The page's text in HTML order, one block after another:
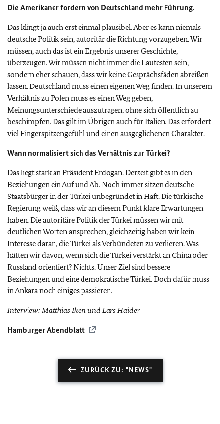
Die Amerikaner fordern von Deutschland mehr Führung.
Das klingt ja auch erst einmal plausibel. Aber es kann niemals
deutsche Politik sein, autoritär die Richtung vorzugeben. Wir
müssen, auch das ist ein Ergebnis unserer Geschichte,
überzeugen. Wir müssen nicht immer die Lautesten sein,
sondern eher schauen, dass wir keine Gesprächsfäden abreißen
lassen. Deutschland muss einen eigenen Weg finden. In unserem
Verhältnis zu Polen muss es einen Weg geben,
Meinungsunterschiede auszutragen, ohne sich öffentlich zu
beschimpfen. Das gilt im Übrigen auch für Italien. Das erfordert
viel Fingerspitzengefühl und einen ausgeglichenen Charakter.
Wann normalisiert sich das Verhältnis zur Türkei?
Das liegt stark an Präsident Erdogan. Derzeit gibt es in den
Beziehungen ein Auf und Ab. Noch immer sitzen deutsche
Staatsbürger in der Türkei unbegründet in Haft. Die türkische
Regierung weiß, dass wir an diesem Punkt klare Erwartungen
haben. Die autoritäre Politik der Türkei müssen wir mit
deutlichen Worten ansprechen, gleichzeitig haben wir kein
Interesse daran, die Türkei als Verbündeten zu verlieren. Was
hätten wir davon, wenn sich die Türkei verstärkt an China oder
Russland orientiert? Nichts. Unser Ziel sind bessere
Beziehungen und eine demokratische Türkei. Doch dafür muss
in Ankara noch einiges passieren.
Interview: Matthias Iken und Lars Haider
Hamburger Abendblatt
ZURÜCK ZU: "NEWS"